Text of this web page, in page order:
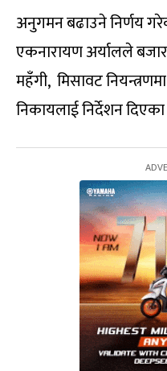
अनुगमन बढाउने निर्णय
एकनारायण अर्यालले
महँगी, मिसावट
निकायलाई निर्देशन